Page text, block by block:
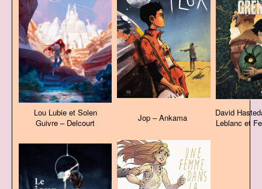
Lou Lubie et Solen
Guivre – Delcourt
Jop – Ankama
David
Leblanc et